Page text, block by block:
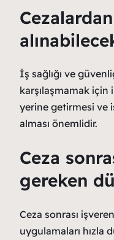
İş sağlığı ve
karşılaşmamak
yerine getirmesi ve
alması önemlidir.
Ceza
gereken
Ceza sonrası
uygulamaları hızla